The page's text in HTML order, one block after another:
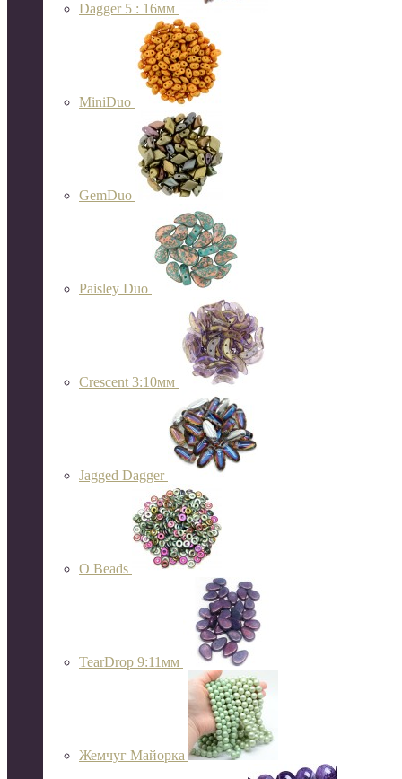
Dagger 5 : 16мм
MiniDuo
GemDuo
Paisley Duo
Crescent 3:10мм
Jagged Dagger
O Beads
TearDrop 9:11мм
Жемчуг Майорка